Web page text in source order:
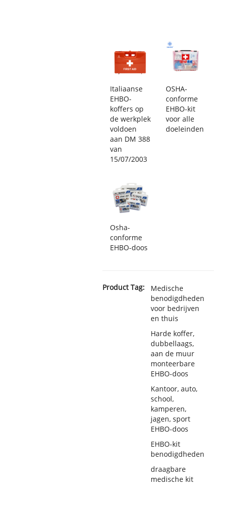
Italiaanse
EHBO-
koffers op
de werkplek
voldoen
aan DM 388
van
15/07/2003
OSHA-
conforme
EHBO-kit
voor alle
doeleinden
Osha-
conforme
EHBO-doos
Product Tag:
Medische
benodigdheden
voor bedrijven
en thuis
Harde koffer,
dubbellaags,
aan de muur
monteerbare
EHBO-doos
Kantoor, auto,
school,
kamperen,
jagen, sport
EHBO-doos
EHBO-kit
benodigdheden
draagbare
medische kit